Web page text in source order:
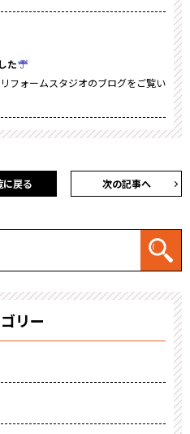
た
フォームスタジオのブログをご覧い
次の記事へ
に戻る
リー